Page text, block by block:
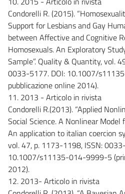
Condorelli R. (2015).
Support for Lesbians and Gay
between Affective and Cognitive
Homosexuals. An Exploratory
Sample”. Quality & Quantity, vol.
0033-5177. DOI: 10.1007/
pubblicazione online 2014).
11. 2013 - Articolo in rivista
Condorelli R.(2013). “Applied
Social Science. A Nonlinear
An application to italian coercion
vol. 47, p. 1173-1198, ISSN:
10.1007/s11135-014-9999-5
2012).
12. 2013- Articolo in rivista